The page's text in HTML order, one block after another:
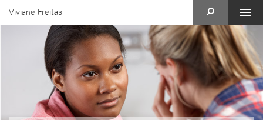
Viviane Freitas